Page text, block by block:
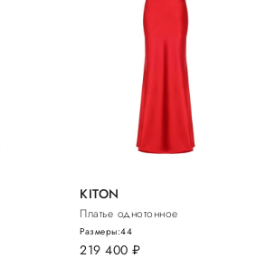
KITON
Платье однотонное
219 400 руб.
Размеры:44